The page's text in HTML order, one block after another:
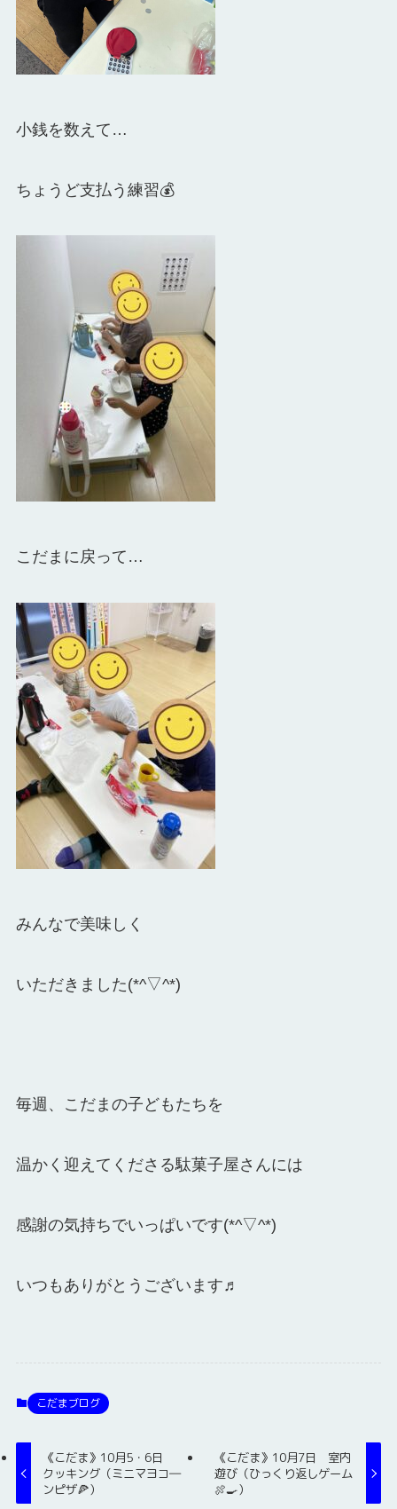
小銭を数えて…
ちょうど支払う練習💰
こだまに戻って…
みんなで美味しく
いただきました(*^▽^*)
毎週、こだまの子どもたちを
温かく迎えてくださる駄菓子屋さんには
感謝の気持ちでいっぱいです(*^▽^*)
いつもありがとうございます♬
こだまブログ
《こだま》10月5・6日
クッキング（ミニマヨコ―
ンピザ🍕）
《こだま》10月7日 室内
遊び（ひっくり返しゲーム
🍖🍳）